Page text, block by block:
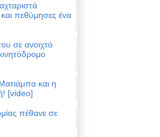
πεθύμησες ένα
σε ανοιχτό
και η
[video]
πέθανε σε